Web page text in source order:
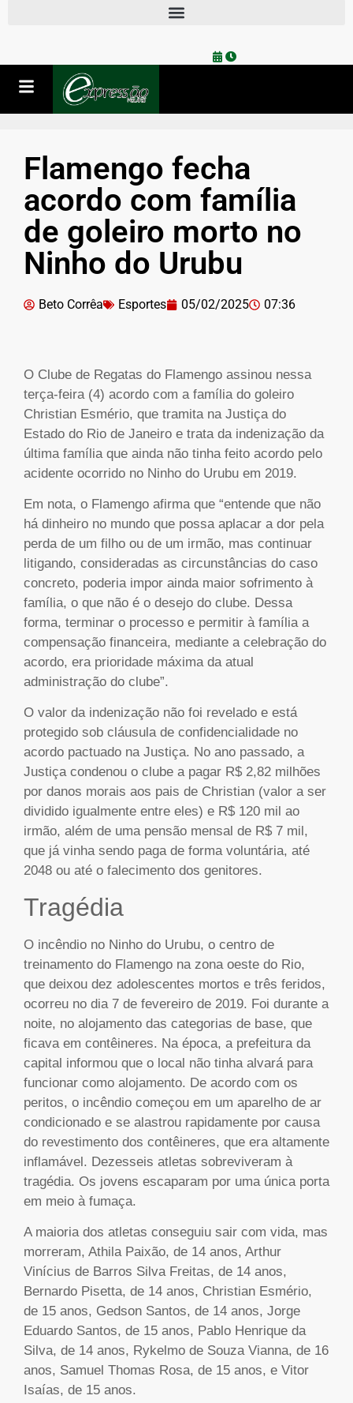
Flamengo fecha
acordo com família
de goleiro morto no
Ninho do Urubu
Beto Corrêa Esportes 05/02/2025 07:36
O Clube de Regatas do Flamengo assinou nessa
terça-feira (4) acordo com a família do goleiro
Christian Esmério, que tramita na Justiça do
Estado do Rio de Janeiro e trata da indenização da
última família que ainda não tinha feito acordo pelo
acidente ocorrido no Ninho do Urubu em 2019.
Em nota, o Flamengo afirma que “entende que não
há dinheiro no mundo que possa aplacar a dor pela
perda de um filho ou de um irmão, mas continuar
litigando, consideradas as circunstâncias do caso
concreto, poderia impor ainda maior sofrimento à
família, o que não é o desejo do clube. Dessa
forma, terminar o processo e permitir à família a
compensação financeira, mediante a celebração do
acordo, era prioridade máxima da atual
administração do clube”.
O valor da indenização não foi revelado e está
protegido sob cláusula de confidencialidade no
acordo pactuado na Justiça. No ano passado, a
Justiça condenou o clube a pagar R$ 2,82 milhões
por danos morais aos pais de Christian (valor a ser
dividido igualmente entre eles) e R$ 120 mil ao
irmão, além de uma pensão mensal de R$ 7 mil,
que já vinha sendo paga de forma voluntária, até
2048 ou até o falecimento dos genitores.
Tragédia
O incêndio no Ninho do Urubu, o centro de
treinamento do Flamengo na zona oeste do Rio,
que deixou dez adolescentes mortos e três feridos,
ocorreu no dia 7 de fevereiro de 2019. Foi durante a
noite, no alojamento das categorias de base, que
ficava em contêineres. Na época, a prefeitura da
capital informou que o local não tinha alvará para
funcionar como alojamento. De acordo com os
peritos, o incêndio começou em um aparelho de ar
condicionado e se alastrou rapidamente por causa
do revestimento dos contêineres, que era altamente
inflamável. Dezesseis atletas sobreviveram à
tragédia. Os jovens escaparam por uma única porta
em meio à fumaça.
A maioria dos atletas conseguiu sair com vida, mas
morreram, Athila Paixão, de 14 anos, Arthur
Vinícius de Barros Silva Freitas, de 14 anos,
Bernardo Pisetta, de 14 anos, Christian Esmério,
de 15 anos, Gedson Santos, de 14 anos, Jorge
Eduardo Santos, de 15 anos, Pablo Henrique da
Silva, de 14 anos, Rykelmo de Souza Vianna, de 16
anos, Samuel Thomas Rosa, de 15 anos, e Vitor
Isaías, de 15 anos.